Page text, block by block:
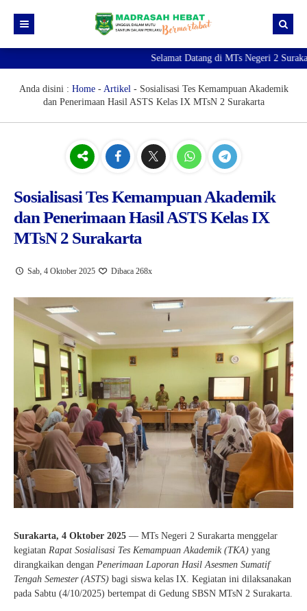
Berita
Sejarah Madrasah
Struktur Organisasi
Guru & Tendik
Raport Digital Madrasah
Simpatika
Online CBT
Kesiswaan
Ekstrakurikuler
PMBM 2026/2027
Brosur PMBM
Video Tutorial Pendaftaran
Link Pendaftaran
Kartu Tes PMBM
Selamat Datang di MTs Negeri 2
Anda disini : Home- Artikel- Sosialisasi Tes Kemampuan Akademik
dan Penerimaan Hasil ASTS Kelas IX MTsN 2 Surakarta
Sosialisasi Tes Kemampuan Akademik
dan Penerimaan Hasil ASTS Kelas IX
MTsN 2 Surakarta
Sab, 4 Oktober 2025 Dibaca 268x
Surakarta, 4 Oktober 2025 — MTs Negeri 2 Surakarta menggelar
kegiatan Rapat Sosialisasi Tes Kemampuan Akademik (TKA) yang
dirangkaikan dengan Penerimaan Laporan Hasil Asesmen Sumatif
Tengah Semester (ASTS) bagi siswa kelas IX. Kegiatan ini dilaksanakan
pada Sabtu (4/10/2025) bertempat di Gedung SBSN MTsN 2 Surakarta.